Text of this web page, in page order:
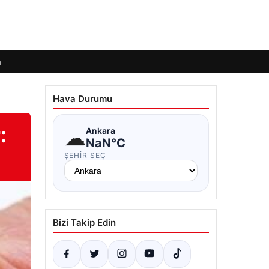
Hava Durumu
☁Ankara
NaN°C
ŞEHIR SEÇ
Bizi Takip Edin